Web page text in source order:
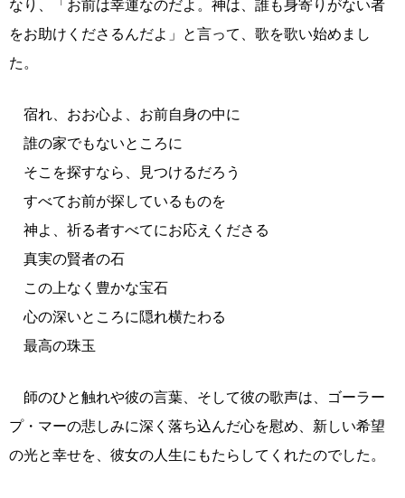
なり、「お前は幸運なのだよ。神は、誰も身寄りがない者
をお助けくださるんだよ」と言って、歌を歌い始めまし
た。
宿れ、おお心よ、お前自身の中に
誰の家でもないところに
そこを探すなら、見つけるだろう
すべてお前が探しているものを
神よ、祈る者すべてにお応えくださる
真実の賢者の石
この上なく豊かな宝石
心の深いところに隠れ横たわる
最高の珠玉
師のひと触れや彼の言葉、そして彼の歌声は、ゴーラー
プ・マーの悲しみに深く落ち込んだ心を慰め、新しい希望
の光と幸せを、彼女の人生にもたらしてくれたのでした。